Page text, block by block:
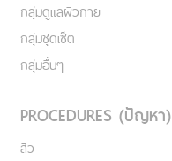
กลุ่มดูแลผิวกาย
กลุ่มชุดเซ็ต
กลุ่มอื่นๆ
PROCEDURES (ปัญหา)
สิว